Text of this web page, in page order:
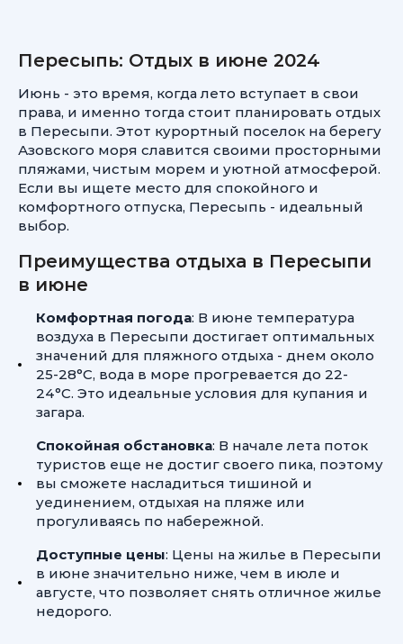
Пересыпь: Отдых в июне 2024
Июнь - это время, когда лето вступает в свои
права, и именно тогда стоит планировать отдых
в Пересыпи. Этот курортный поселок на берегу
Азовского моря славится своими просторными
пляжами, чистым морем и уютной атмосферой.
Если вы ищете место для спокойного и
комфортного отпуска, Пересыпь - идеальный
выбор.
Преимущества отдыха в Пересыпи
в июне
Комфортная погода: В июне температура
воздуха в Пересыпи достигает оптимальных
значений для пляжного отдыха - днем около
25-28°C, вода в море прогревается до 22-
24°C. Это идеальные условия для купания и
загара.
Спокойная обстановка: В начале лета поток
туристов еще не достиг своего пика, поэтому
вы сможете насладиться тишиной и
уединением, отдыхая на пляже или
прогуливаясь по набережной.
Доступные цены: Цены на жилье в Пересыпи
в июне значительно ниже, чем в июле и
августе, что позволяет снять отличное жилье
недорого.